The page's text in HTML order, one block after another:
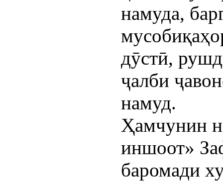
намуда,
дӯстӣ,
ҷалби
намуд.
Ҳамчунин
иншоот»
баромади